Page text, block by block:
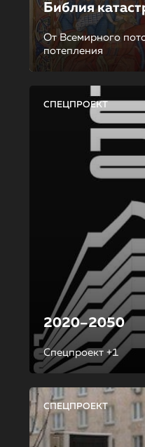
Библия
От Всемирного
потепления
СПЕЦПРОЕКТ
2020–2050
Спецпроект +1
СПЕЦПРОЕКТ